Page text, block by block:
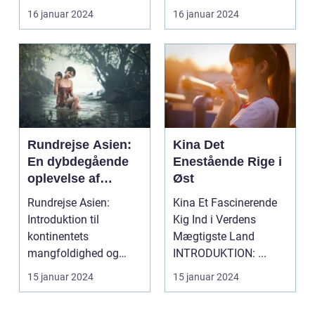
16 januar 2024
og modernitet. Fra de
fred...
16 januar 2024
Rundrejse Asien:
En dybdegående
oplevelse af
kontinentets rige
kultur og
fascinerende
historie
Rundrejse Asien:
Introduktion til
kontinentets
mangfoldighed og
skønhed Asien er en
kontinent med e...
15 januar 2024
Kina Det
Enestående Rige i
Øst
Kina Et Fascinerende
Kig Ind i Verdens
Mægtigste Land
INTRODUKTION: ...
15 januar 2024